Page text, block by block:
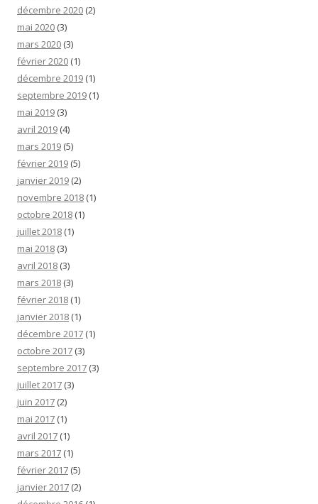
décembre 2020 (2)
mai 2020 (3)
mars 2020 (3)
février 2020 (1)
décembre 2019 (1)
septembre 2019 (1)
mai 2019 (3)
avril 2019 (4)
mars 2019 (5)
février 2019 (5)
janvier 2019 (2)
novembre 2018 (1)
octobre 2018 (1)
juillet 2018 (1)
mai 2018 (3)
avril 2018 (3)
mars 2018 (3)
février 2018 (1)
janvier 2018 (1)
décembre 2017 (1)
octobre 2017 (3)
septembre 2017 (3)
juillet 2017 (3)
juin 2017 (2)
mai 2017 (1)
avril 2017 (1)
mars 2017 (1)
février 2017 (5)
janvier 2017 (2)